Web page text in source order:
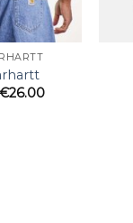
€26.00